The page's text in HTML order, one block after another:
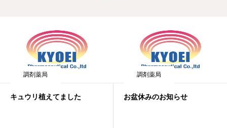
調剤薬局
キュウリ植えてました
調剤薬局
お盆休みのお知らせ